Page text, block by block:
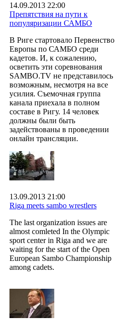
14.09.2013 22:00
Препятствия на пути к
популяризации САМБО
В Риге стартовало Первенство
Европы по САМБО среди
кадетов. И, к сожалению,
осветить эти соревнования
SAMBO.TV не представилось
возможным, несмотря на все
усилия. Съемочная группа
канала приехала в полном
составе в Ригу. 14 человек
должны были быть
задействованы в проведении
онлайн трансляции.
13.09.2013 21:00
Riga meets sambo wrestlers
The last organization issues are
almost comleted In the Olympic
sport center in Riga and we are
waiting for the start of the Open
European Sambo Championship
among cadets.